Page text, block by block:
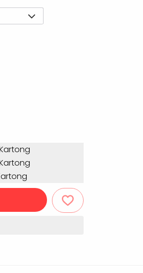
Tillbehör truckdatorer
och pekskärmar
VISITIQ: Besökssystem
WMSIQ: Lagersystem
och verifiering
etikettutskrift och